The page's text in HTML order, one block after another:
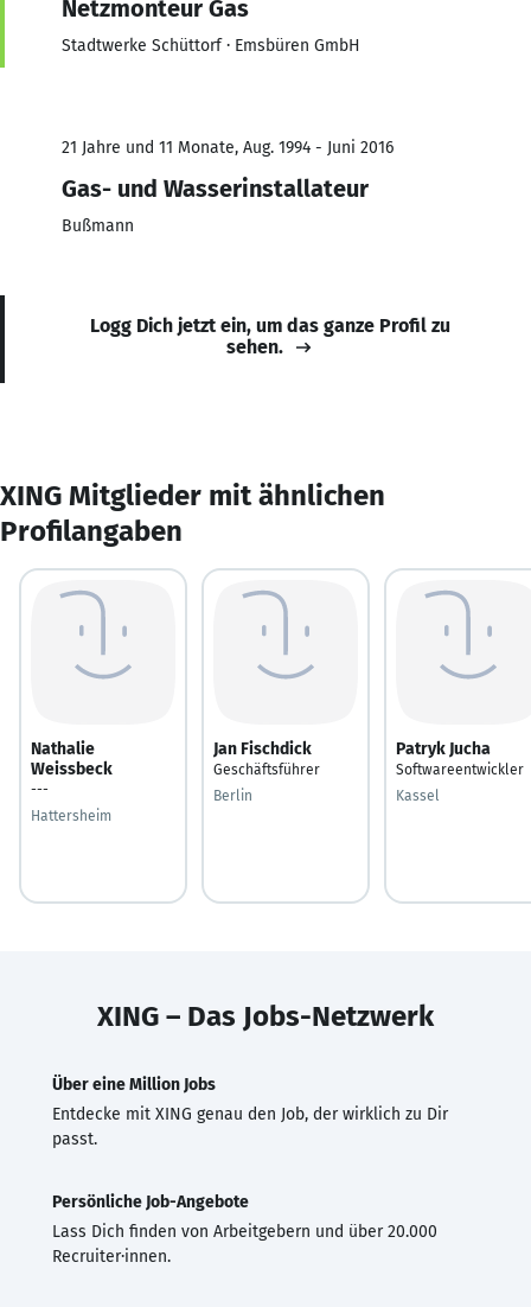
Netzmonteur Gas
Stadtwerke Schüttorf · Emsbüren GmbH
21 Jahre und 11 Monate, Aug. 1994 - Juni 2016
Gas- und Wasserinstallateur
Bußmann
Logg Dich jetzt ein, um das ganze Profil zu
sehen.
XING Mitglieder mit ähnlichen
Profilangaben
Nathalie
Weissbeck
---
Hattersheim
Jan Fischdick
Geschäftsführer
Berlin
Patryk Jucha
Softwareentwickler
Kassel
XING – Das Jobs-Netzwerk
Über eine Million Jobs
Entdecke mit XING genau den Job, der wirklich zu Dir
passt.
Persönliche Job-Angebote
Lass Dich finden von Arbeitgebern und über 20.000
Recruiter·innen.